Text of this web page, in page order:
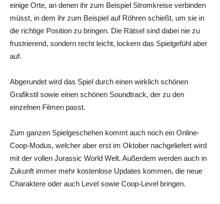
einige Orte, an denen ihr zum Beispiel Stromkreise verbinden
müsst, in dem ihr zum Beispiel auf Röhren schießt, um sie in
die richtige Position zu bringen. Die Rätsel sind dabei nie zu
frustrierend, sondern recht leicht, lockern das Spielgefühl aber
auf.
Abgerundet wird das Spiel durch einen wirklich schönen
Grafikstil sowie einen schönen Soundtrack, der zu den
einzelnen Filmen passt.
Zum ganzen Spielgeschehen kommt auch noch ein Online-
Coop-Modus, welcher aber erst im Oktober nachgeliefert wird
mit der vollen Jurassic World Welt. Außerdem werden auch in
Zukunft immer mehr kostenlose Updates kommen, die neue
Charaktere oder auch Level sowie Coop-Level bringen.